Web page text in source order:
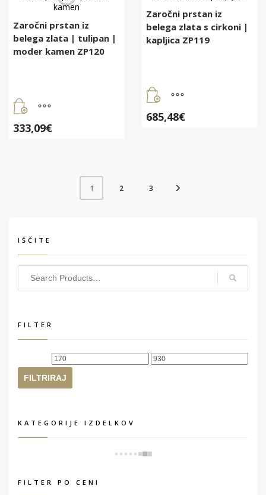
Zaročni prstan iz
belega zlata | tulipan |
moder kamen ZP120
333,09€
Zaročni prstan iz
belega zlata s cirkoni |
kapljica ZP119
685,48€
1 2 3
IŠČITE
FILTER
Min
cena
Max
FILTRIRAJ
KATEGORIJE IZDELKOV
FILTER PO CENI